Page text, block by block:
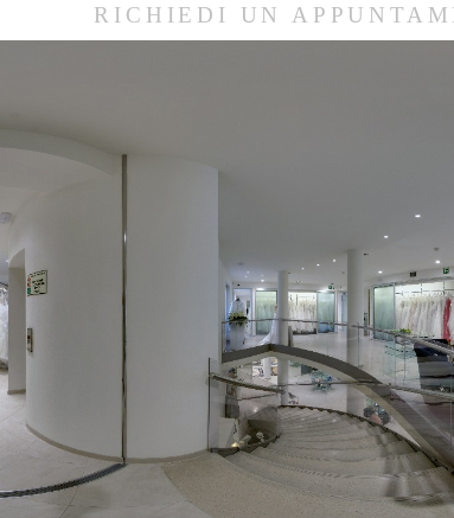
RICHIEDI UN